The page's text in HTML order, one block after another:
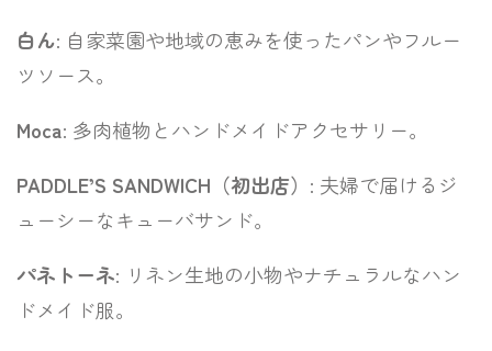
白ん: 自家菜園や地域の恵みを使ったパンやフルー
ツソース。
Moca: 多肉植物とハンドメイドアクセサリー。
PADDLE’S SANDWICH（初出店） : 夫婦で届けるジ
ューシーなキューバサンド。
パネトーネ: リネン生地の小物やナチュラルなハン
ドメイド服。